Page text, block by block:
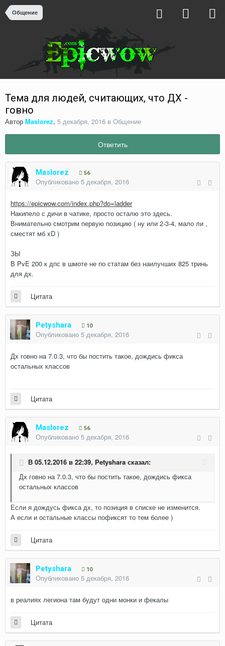
Общение
Тема для людей, считающих, что ДХ -
говно
Автор Maslorez, 5 декабря, 2016 в Общение
Ответить
Maslorez 56
Опубликовано 5 декабря, 2016
https://epicwow.com/index.php?do=ladder
Накипело с дичи в чатике, просто осталю это здесь.
Внимательно смотрим первую позицию ( ну или 2-3-4, мало ли ,
сместят мб xD )
ЗЫ
В PvE 200 к дпс в шмоте не по статам без наилучших 825 тринь
для дх.
Цитата
Petyshara 10
Опубликовано 5 декабря, 2016
Дх говно на 7.0.3, что бы постить такое, дождись фикса
остальных классов
Цитата
Maslorez 56
Опубликовано 5 декабря, 2016
В 05.12.2016 в 22:39, Petyshara сказал:
Дх говно на 7.0.3, что бы постить такое, дождись фикса
остальных классов
Если я дождусь фикса дх, то позиция в списке не изменится.
А если и остальные классы пофиксят то тем более )
Цитата
Petyshara 10
Опубликовано 5 декабря, 2016
в реалиях легиона там будут одни монки и фекалы
Цитата